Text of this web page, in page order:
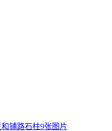
9张图片